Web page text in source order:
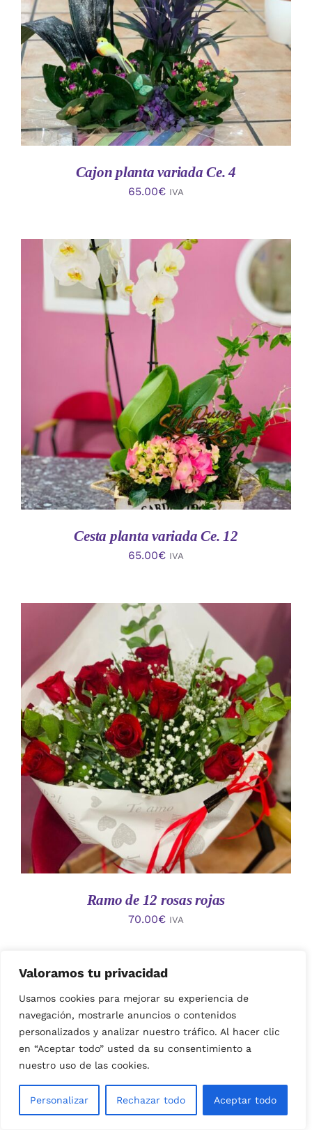
Valoramos tu privacidad
Usamos cookies para mejorar su experiencia de
navegación, mostrarle anuncios o contenidos
personalizados y analizar nuestro tráfico. Al hacer clic
en “Aceptar todo” usted da su consentimiento a
nuestro uso de las cookies.
Personalizar Rechazar todo Aceptar todo
AÑADIR AL CARRITO
/
DETALLES
Cajon planta variada Ce. 4
65.00€ IVA
AÑADIR AL CARRITO
/
Cesta planta variada Ce. 12
65.00€ IVA
AÑADIR AL CARRITO
/
DETALLES
Ramo de 12 rosas rojas
70.00€ IVA
AÑADIR AL CARRITO